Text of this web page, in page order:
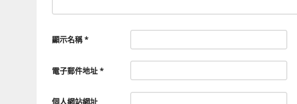
顯示名稱*
電子郵件地址 *
個人網站網址